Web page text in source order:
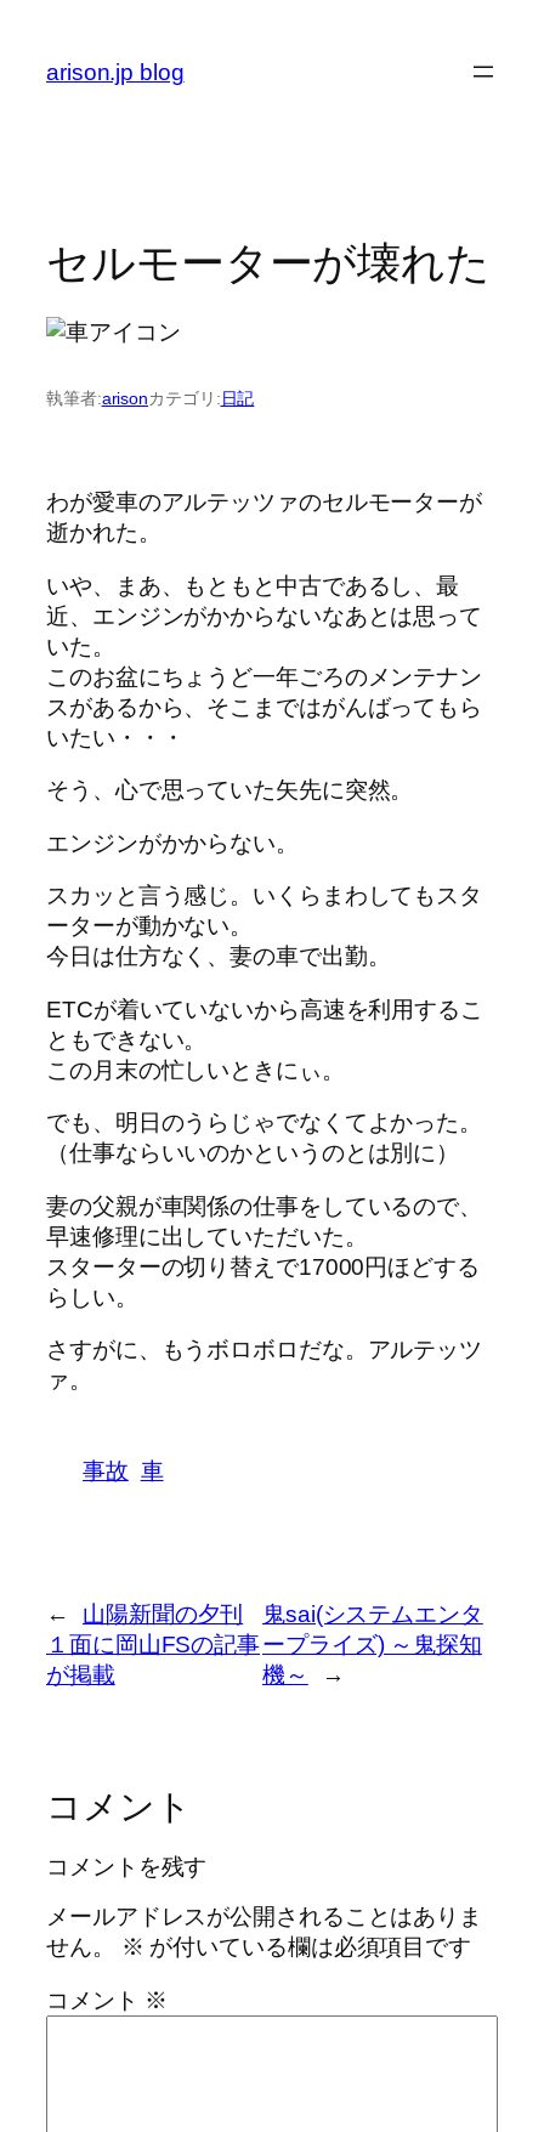
arison.jp blog
セルモーターが壊れた
執筆者:arisonカテゴリ:日記
わが愛車のアルテッツァのセルモーターが
逝かれた。
いや、まあ、もともと中古であるし、最
近、エンジンがかからないなあとは思って
いた。
このお盆にちょうど一年ごろのメンテナン
スがあるから、そこまではがんばってもら
いたい・・・
そう、心で思っていた矢先に突然。
エンジンがかからない。
スカッと言う感じ。いくらまわしてもスタ
ーターが動かない。
今日は仕方なく、妻の車で出勤。
ETCが着いていないから高速を利用するこ
ともできない。
この月末の忙しいときにぃ。
でも、明日のうらじゃでなくてよかった。
（仕事ならいいのかというのとは別に）
妻の父親が車関係の仕事をしているので、
早速修理に出していただいた。
スターターの切り替えで17000円ほどする
らしい。
さすがに、もうボロボロだな。アルテッツ
ァ。
事故 車
←
山陽新聞の夕刊
１面に岡山FSの記事
が掲載
鬼sai(システムエンタ
ープライズ) ～鬼探知
機～
→
コメント
コメントを残す
メールアドレスが公開されることはありま
せん。
※ が付いている欄は必須項目です
コメント ※